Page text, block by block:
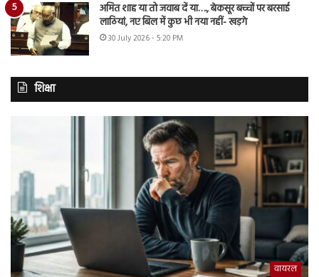
अमित शाह या तो जवाब दें या…., बेकसूर बच्चों पर बरसाई
लाठियां, नए बिल में कुछ भी नया नहीं- खड़गे
30 July 2026 - 5:20 PM
शिक्षा
वायरल